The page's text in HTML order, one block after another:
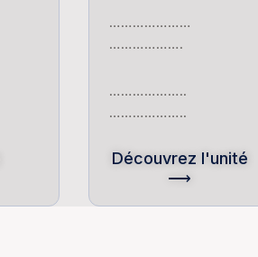
…………………
……………….
………………..
………………..
Découvrez l'unité
⟶